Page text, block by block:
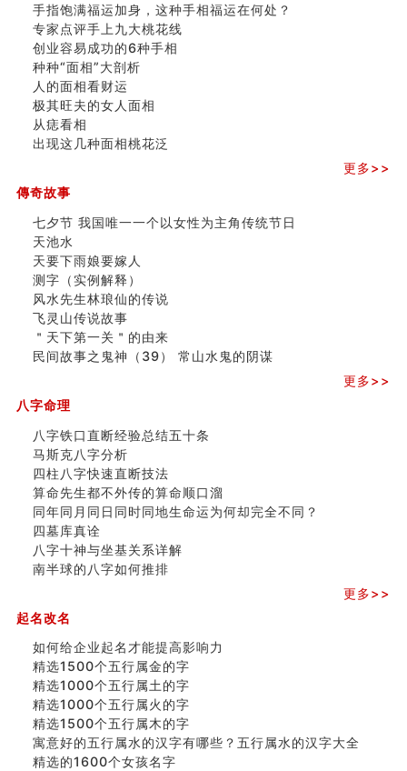
玄空本义(六)
额相与命运
风水先生林琅仙的传说
从痣看相
姓名陰陽配置的凶吉
六爻測住宅風水 (四)
玄空本义 (五)
财务办公室风水布局
玄空本义 (四)
八字算命：女命八字里日坐伤官克夫？
六爻算卦：我俩之间是否还命中有未尽的缘分？
订婚就是定结婚日子吗
清朝慈禧太后命造 (名人八字淺析七）
玄空本义 (三)
飞灵山传说故事
命理解说：想请问什么时候能够遇到姻缘结婚？
商舖選址的風水講究 (下)
吉凶神跳上大运时的断法【四柱技巧】
刘燮鈞讲人相 手纹与命运(一)
玄空本义 (二)
大門風水五大禁忌！大門風水擺設？門中門風水解方？
出现这几种面相桃花泛
寓意好的五行属水的汉字有哪些？五行属水的汉字大全
玄空本义 (一)
＂天下第一关＂的由来
无名指长的人有艺术天赋？手指长短能看出什么？
六爻測住宅風水 (三)
別再一知半解！正解住宅風水十大禁忌
風水辟邪大全
手指饱满福运加身，这种手相福运在何处？
专家点评手上九大桃花线
创业容易成功的6种手相
种种“面相”大剖析
人的面相看财运
极其旺夫的女人面相
从痣看相
出现这几种面相桃花泛
更多>>
傳奇故事
七夕节 我国唯一一个以女性为主角传统节日
天池水
天要下雨娘要嫁人
测字（实例解释）
风水先生林琅仙的传说
飞灵山传说故事
＂天下第一关＂的由来
民间故事之鬼神（39） 常山水鬼的阴谋
更多>>
八字命理
八字铁口直断经验总结五十条
马斯克八字分析
四柱八字快速直断技法
算命先生都不外传的算命顺口溜
同年同月同日同时同地生命运为何却完全不同？
四墓库真诠
八字十神与坐基关系详解
南半球的八字如何推排
更多>>
起名改名
如何给企业起名才能提高影响力
精选1500个五行属金的字
精选1000个五行属土的字
精选1000个五行属火的字
精选1500个五行属木的字
寓意好的五行属水的汉字有哪些？五行属水的汉字大全
精选的1600个女孩名字